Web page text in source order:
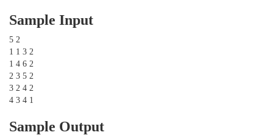
Sample Input
5 2
1 1 3 2
1 4 6 2
2 3 5 2
3 2 4 2
4 3 4 1
Sample Output